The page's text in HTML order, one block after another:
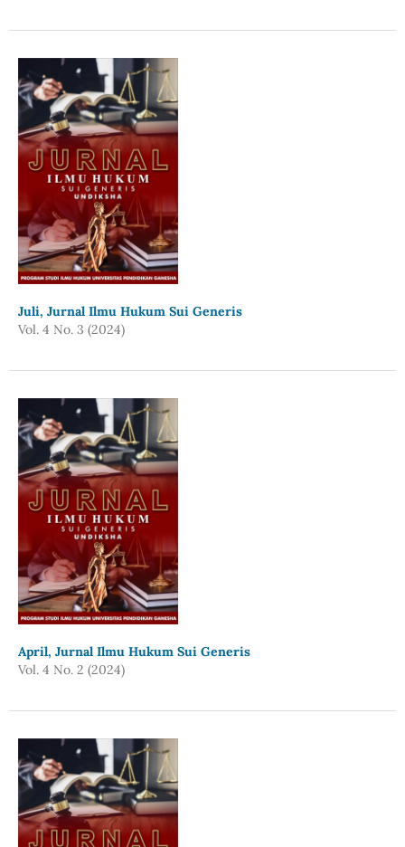
Juli, Jurnal Ilmu Hukum Sui Generis
Vol. 4 No. 3 (2024)
April, Jurnal Ilmu Hukum Sui Generis
Vol. 4 No. 2 (2024)